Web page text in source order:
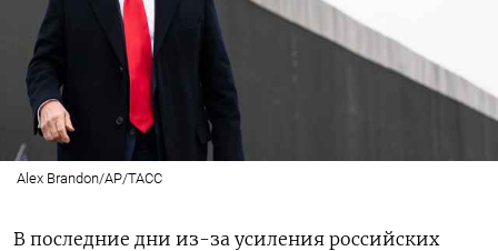
Alex Brandon/AP/ТАСС
В последние дни из-за усиления российских